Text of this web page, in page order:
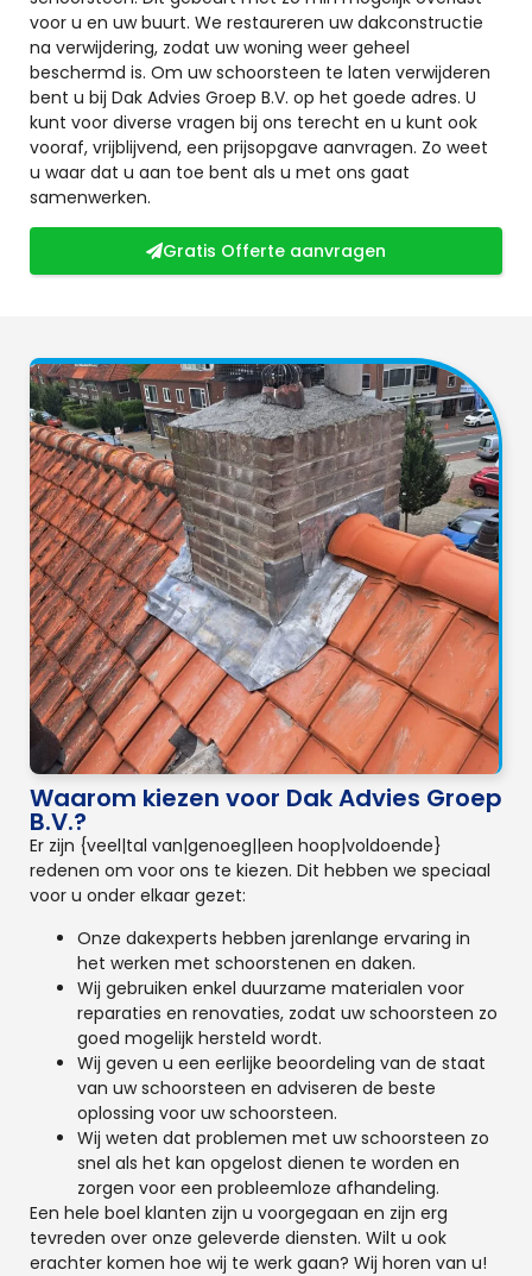
voor u en uw buurt. We restaureren uw dakconstructie
na verwijdering, zodat uw woning weer geheel
beschermd is. Om uw schoorsteen te laten verwijderen
bent u bij Dak Advies Groep B.V. op het goede adres. U
kunt voor diverse vragen bij ons terecht en u kunt ook
vooraf, vrijblijvend, een prijsopgave aanvragen. Zo weet
u waar dat u aan toe bent als u met ons gaat
samenwerken.
Gratis Offerte aanvragen
Waarom kiezen voor Dak Advies Groep
B.V.?
Er zijn {veel|tal van|genoeg||een hoop|voldoende}
redenen om voor ons te kiezen. Dit hebben we speciaal
voor u onder elkaar gezet:
Onze dakexperts hebben jarenlange ervaring in
het werken met schoorstenen en daken.
Wij gebruiken enkel duurzame materialen voor
reparaties en renovaties, zodat uw schoorsteen zo
goed mogelijk hersteld wordt.
Wij geven u een eerlijke beoordeling van de staat
van uw schoorsteen en adviseren de beste
oplossing voor uw schoorsteen.
Wij weten dat problemen met uw schoorsteen zo
snel als het kan opgelost dienen te worden en
zorgen voor een probleemloze afhandeling.
Een hele boel klanten zijn u voorgegaan en zijn erg
tevreden over onze geleverde diensten. Wilt u ook
erachter komen hoe wij te werk gaan? Wij horen van u!